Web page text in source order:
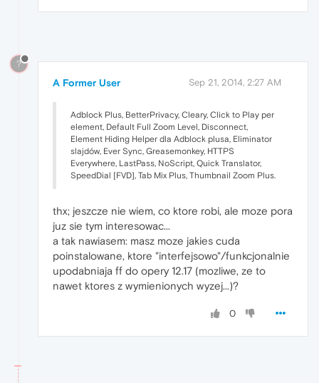
?
A Former User Sep 21, 2014, 2:27 AM
Adblock Plus, BetterPrivacy, Cleary, Click to Play per
element, Default Full Zoom Level, Disconnect,
Element Hiding Helper dla Adblock plusa, Eliminator
slajdów, Ever Sync, Greasemonkey, HTTPS
Everywhere, LastPass, NoScript, Quick Translator,
SpeedDial [FVD], Tab Mix Plus, Thumbnail Zoom Plus.
thx; jeszcze nie wiem, co ktore robi, ale moze pora
juz sie tym interesowac...
a tak nawiasem: masz moze jakies cuda
poinstalowane, ktore "interfejsowo"/funkcjonalnie
upodabniaja ff do opery 12.17 (mozliwe, ze to
nawet ktores z wymienionych wyzej...)?
0